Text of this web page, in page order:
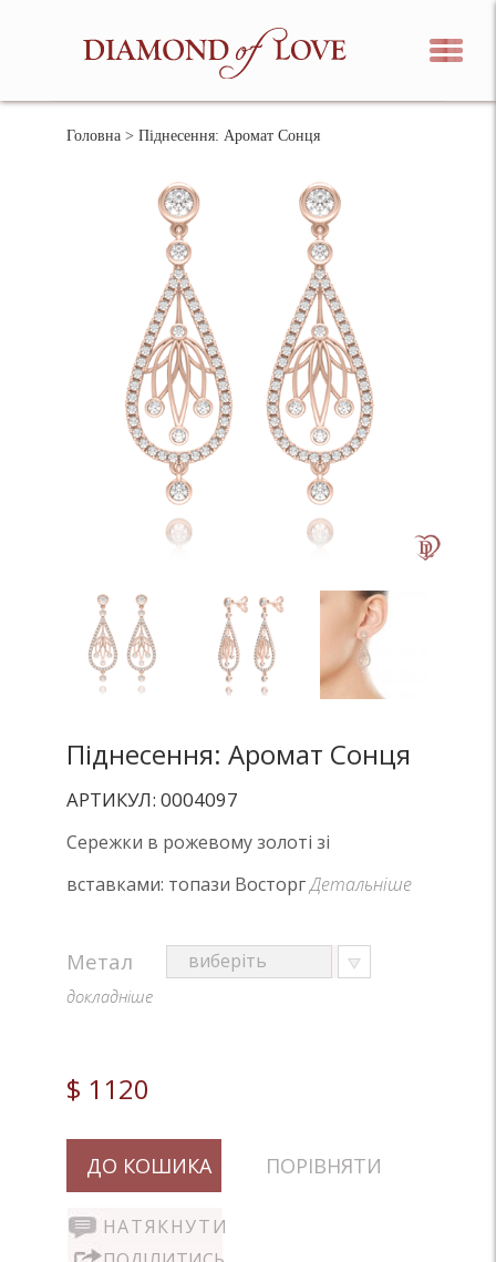
Головна > Піднесення: Аромат Сонця
Піднесення: Аромат Сонця
АРТИКУЛ: 0004097
Сережки в рожевому золоті зі
вставками: топази ВосторгДетальніше
Метал
докладніше
$ 1120
ДО КОШИКА ПОРІВНЯТИ
НАТЯКНУТИ